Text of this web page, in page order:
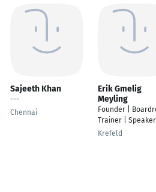
Sajeeth Khan
---
Chennai
Erik Gmelig
Meyling
Founder |
Trainer | Speaker
Krefeld